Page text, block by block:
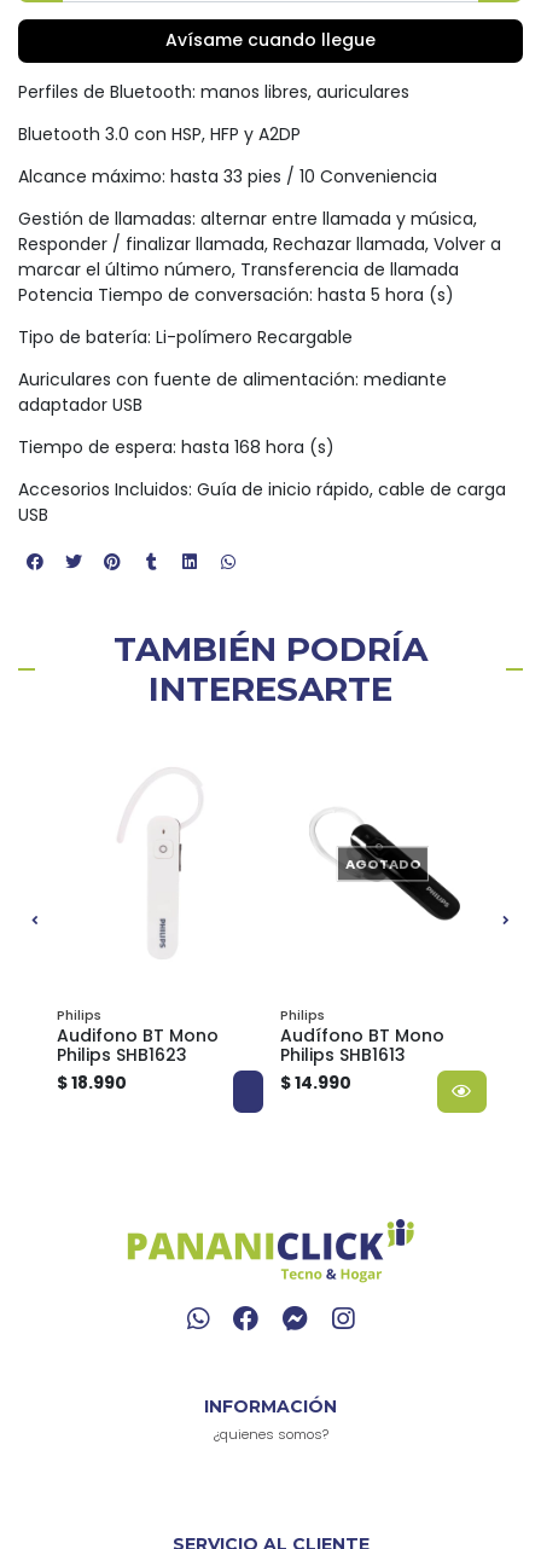
Avísame cuando llegue
Perfiles de Bluetooth: manos libres, auriculares
Bluetooth 3.0 con HSP, HFP y A2DP
Alcance máximo: hasta 33 pies / 10 Conveniencia
Gestión de llamadas: alternar entre llamada y música,
Responder / finalizar llamada, Rechazar llamada, Volver a
marcar el último número, Transferencia de llamada
Potencia Tiempo de conversación: hasta 5 hora (s)
Tipo de batería: Li-polímero Recargable
Auriculares con fuente de alimentación: mediante
adaptador USB
Tiempo de espera: hasta 168 hora (s)
Accesorios Incluidos: Guía de inicio rápido, cable de carga
USB
TAMBIÉN PODRÍA
INTERESARTE
Philips
Audifono BT Mono
Philips SHB1623
$ 18.990
AGOTADO
Philips
Audífono BT Mono
Philips SHB1613
$ 14.990
INFORMACIÓN
¿quienes somos?
SERVICIO AL CLIENTE